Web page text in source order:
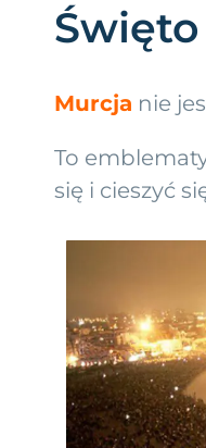
Murcja nie
To
się i cieszyć